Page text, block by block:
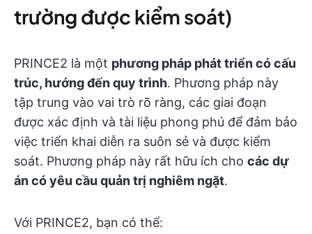
trường được kiểm soát)
PRINCE2 là một phương pháp phát triển có cấu
trúc, hướng đến quy trình. Phương pháp này
tập trung vào vai trò rõ ràng, các giai đoạn
được xác định và tài liệu phong phú để đảm bảo
việc triển khai diễn ra suôn sẻ và được kiểm
soát. Phương pháp này rất hữu ích cho các dự
án có yêu cầu quản trị nghiêm ngặt.
Với PRINCE2, bạn có thể: